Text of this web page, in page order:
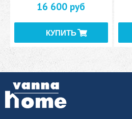
16 600 руб